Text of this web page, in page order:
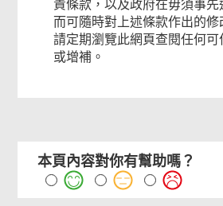
責條款，以及政府在毋須事
而可隨時對上述條款作出的修
請定期瀏覽此網頁查閱任何可
或增補。
本頁內容對你有幫助嗎？